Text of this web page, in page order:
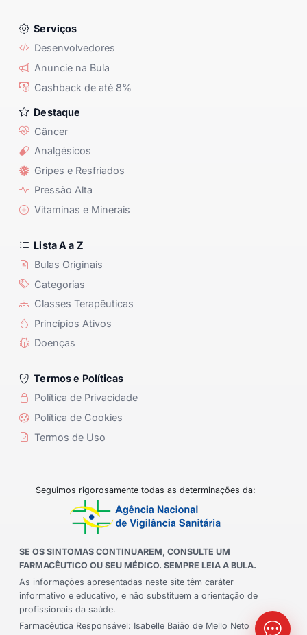
Serviços
Desenvolvedores
Anuncie na Bula
Cashback de até 8%
Destaque
Câncer
Analgésicos
Gripes e Resfriados
Pressão Alta
Vitaminas e Minerais
Lista A a Z
Bulas Originais
Categorias
Classes Terapêuticas
Princípios Ativos
Doenças
Termos e Políticas
Política de Privacidade
Política de Cookies
Termos de Uso
Seguimos rigorosamente todas as determinações da:
SE OS SINTOMAS CONTINUAREM, CONSULTE UM
FARMACÊUTICO OU SEU MÉDICO. SEMPRE LEIA A BULA.
As informações apresentadas neste site têm caráter
informativo e educativo, e não substituem a orientação de
profissionais da saúde.
Farmacêutica Responsável: Isabelle Baião de Mello Neto